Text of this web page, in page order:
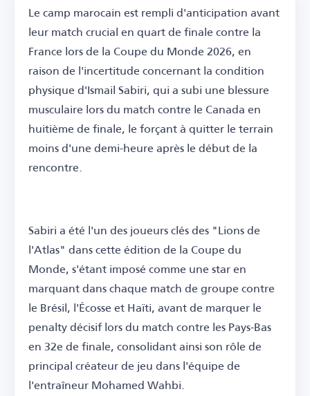
Le camp marocain est rempli d'anticipation avant
leur match crucial en quart de finale contre la
France lors de la Coupe du Monde 2026, en
raison de l'incertitude concernant la condition
physique d'Ismail Sabiri, qui a subi une blessure
musculaire lors du match contre le Canada en
huitième de finale, le forçant à quitter le terrain
moins d'une demi-heure après le début de la
rencontre.
Sabiri a été l'un des joueurs clés des "Lions de
l'Atlas" dans cette édition de la Coupe du
Monde, s'étant imposé comme une star en
marquant dans chaque match de groupe contre
le Brésil, l'Écosse et Haïti, avant de marquer le
penalty décisif lors du match contre les Pays-Bas
en 32e de finale, consolidant ainsi son rôle de
principal créateur de jeu dans l'équipe de
l'entraîneur Mohamed Wahbi.